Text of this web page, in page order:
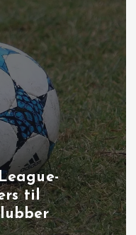
Sint‑Truiden